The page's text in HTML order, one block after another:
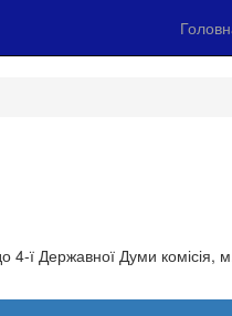
4-ї Державної Думи